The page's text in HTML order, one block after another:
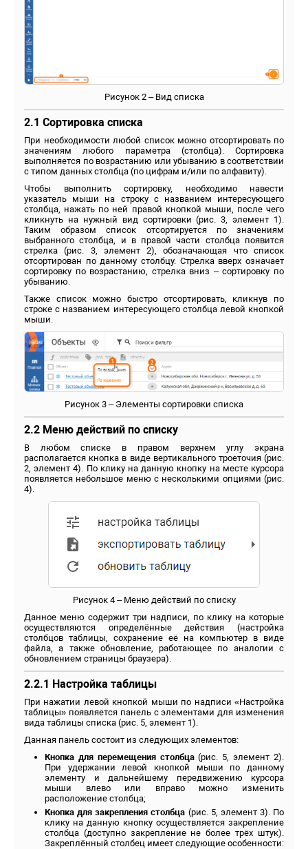
Рисунок 2 – Вид списка
2.1 Сортировка списка
При необходимости любой список можно отсортировать по
значениям любого параметра (столбца). Сортировка
выполняется по возрастанию или убыванию в соответствии
с типом данных столбца (по цифрам и/или по алфавиту).
Чтобы выполнить сортировку, необходимо навести
указатель мыши на строку с названием интересующего
столбца, нажать по ней правой кнопкой мыши, после чего
кликнуть на нужный вид сортировки (рис. 3, элемент 1).
Таким образом список отсортируется по значениям
выбранного столбца, и в правой части столбца появится
стрелка (рис. 3, элемент 2), обозначающая что список
отсортирован по данному столбцу. Стрелка вверх означает
сортировку по возрастанию, стрелка вниз – сортировку по
убыванию.
Также список можно быстро отсортировать, кликнув по
строке с названием интересующего столбца левой кнопкой
мыши.
Рисунок 3 – Элементы сортировки списка
2.2 Меню действий по списку
В любом списке в правом верхнем углу экрана
располагается кнопка в виде вертикального троеточия (рис.
2, элемент 4). По клику на данную кнопку на месте курсора
появляется небольшое меню с несколькими опциями (рис.
4).
Рисунок 4 – Меню действий по списку
Данное меню содержит три надписи, по клику на которые
осуществляются определённые действия (настройка
столбцов таблицы, сохранение её на компьютер в виде
файла, а также обновление, работающее по аналогии с
обновлением страницы браузера).
2.2.1 Настройка таблицы
При нажатии левой кнопкой мыши по надписи «Настройка
таблицы» появляется панель с элементами для изменения
вида таблицы списка (рис. 5, элемент 1).
Данная панель состоит из следующих элементов:
Кнопка для перемещения столбца(рис. 5, элемент 2).
При удержании левой кнопкой мыши по данному
элементу и дальнейшему передвижению курсора
мыши влево или вправо можно изменить
расположение столбца;
Кнопка для закрепления столбца (рис. 5, элемент 3). По
клику на данную кнопку осуществляется закрепление
столбца (доступно закрепление не более трёх штук).
Закреплённый столбец имеет следующие особенности: